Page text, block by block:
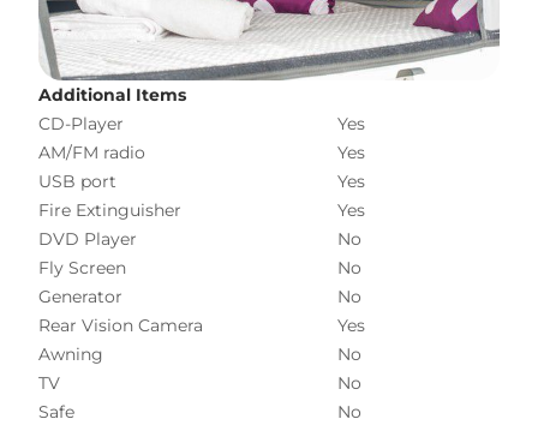
Additional Items
CD-Player
Yes
AM/FM radio
Yes
USB port
Yes
Fire Extinguisher
Yes
DVD Player
No
Fly Screen
No
Generator
No
Rear Vision Camera
Yes
Awning
No
TV
No
Safe
No